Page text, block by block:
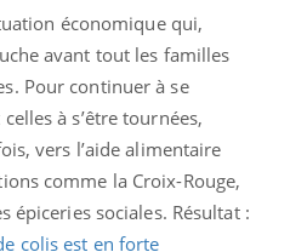
économique qui,
avant tout les familles
Pour continuer à se
à s’être tournées,
vers l’aide alimentaire
comme la Croix-Rouge,
épiceries sociales. Résultat :
colis est en forte